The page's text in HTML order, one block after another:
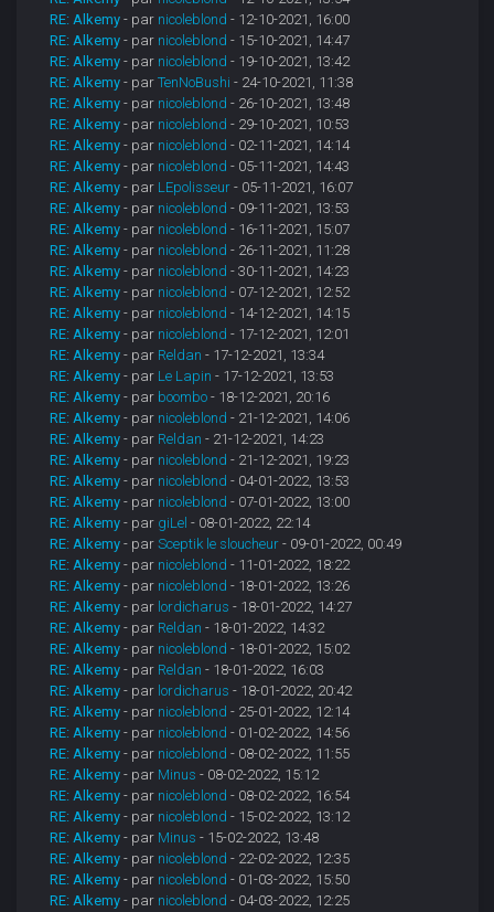
RE: Alkemy - par nicoleblond - 12-10-2021, 16:00
RE: Alkemy - par nicoleblond - 15-10-2021, 14:47
RE: Alkemy - par nicoleblond - 19-10-2021, 13:42
RE: Alkemy - parTenNoBushi - 24-10-2021, 11:38
RE: Alkemy - par nicoleblond - 26-10-2021, 13:48
RE: Alkemy - par nicoleblond - 29-10-2021, 10:53
RE: Alkemy - par nicoleblond - 02-11-2021, 14:14
RE: Alkemy - par nicoleblond - 05-11-2021, 14:43
RE: Alkemy - par LEpolisseur - 05-11-2021, 16:07
RE: Alkemy - par nicoleblond - 09-11-2021, 13:53
RE: Alkemy - par nicoleblond - 16-11-2021, 15:07
RE: Alkemy - par nicoleblond - 26-11-2021, 11:28
RE: Alkemy - par nicoleblond - 30-11-2021, 14:23
RE: Alkemy - par nicoleblond - 07-12-2021, 12:52
RE: Alkemy - par nicoleblond - 14-12-2021, 14:15
RE: Alkemy - par nicoleblond - 17-12-2021, 12:01
RE: Alkemy - par Reldan - 17-12-2021, 13:34
RE: Alkemy - par Le Lapin - 17-12-2021, 13:53
RE: Alkemy - par boombo - 18-12-2021, 20:16
RE: Alkemy - par nicoleblond - 21-12-2021, 14:06
RE: Alkemy - par Reldan - 21-12-2021, 14:23
RE: Alkemy - par nicoleblond - 21-12-2021, 19:23
RE: Alkemy - par nicoleblond - 04-01-2022, 13:53
RE: Alkemy - par nicoleblond - 07-01-2022, 13:00
RE: Alkemy - par giLel - 08-01-2022, 22:14
RE: Alkemy - parSceptik le sloucheur - 09-01-2022, 00:49
RE: Alkemy - par nicoleblond - 11-01-2022, 18:22
RE: Alkemy - par nicoleblond - 18-01-2022, 13:26
RE: Alkemy - par lordicharus - 18-01-2022, 14:27
RE: Alkemy - par Reldan - 18-01-2022, 14:32
RE: Alkemy - par nicoleblond - 18-01-2022, 15:02
RE: Alkemy - par Reldan - 18-01-2022, 16:03
RE: Alkemy - par lordicharus - 18-01-2022, 20:42
RE: Alkemy - par nicoleblond - 25-01-2022, 12:14
RE: Alkemy - par nicoleblond - 01-02-2022, 14:56
RE: Alkemy - par nicoleblond - 08-02-2022, 11:55
RE: Alkemy - par Minus - 08-02-2022, 15:12
RE: Alkemy - par nicoleblond - 08-02-2022, 16:54
RE: Alkemy - par nicoleblond - 15-02-2022, 13:12
RE: Alkemy - par Minus - 15-02-2022, 13:48
RE: Alkemy - par nicoleblond - 22-02-2022, 12:35
RE: Alkemy - par nicoleblond - 01-03-2022, 15:50
RE: Alkemy - par nicoleblond - 04-03-2022, 12:25